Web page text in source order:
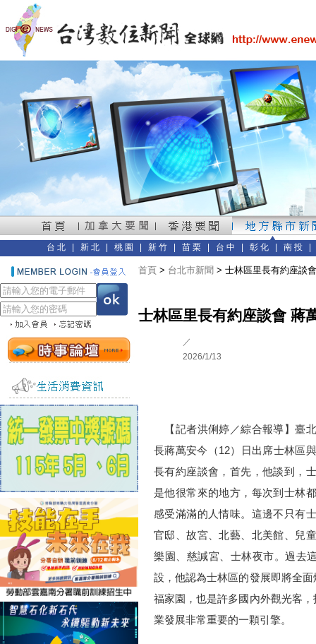
台北 新北 桃園 新竹 苗栗 台中 彰化 南投
首頁 > 台北市新聞 > 士林區里長有約座談
士林區里長有約座談會 蔣
／
2026/1/13
【記者洪俐婷／綜合報導】臺
長蔣萬安今（12）日出席士林區
長有約座談會，首先，他談到，
是他很常來的地方，每次到士林
感受滿滿的人情味。這邊不只有
官邸、故宮、北藝、北美館、兒
樂園、慈諴宮、士林夜市。過去
設，他認為士林區的發展即將全
福家園，也是許多國內外觀光客
業發展非常重要的一顆引擎。